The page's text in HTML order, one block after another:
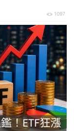
1097